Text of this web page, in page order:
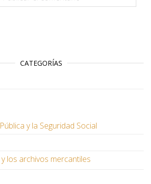
CATEGORÍAS
y la Seguridad Social
los archivos mercantiles